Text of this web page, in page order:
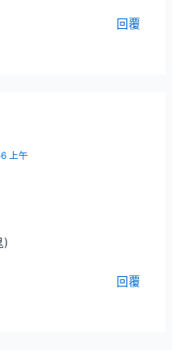
回覆
上午
)
回覆